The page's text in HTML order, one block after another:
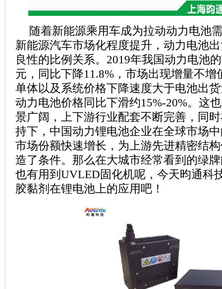
随着新能源乘用车成为拉动动力电池
新能源汽车市场化程度提升，动力电池
良性的比例关系。2019年我国动力电池
元，同比下降11.8%，市场出现增量不
单体以及系统价格下降速度大于电池出
动力电池价格同比下滑约15%-20%。这
景广阔，上下游行业配套不断完善，同
持下，中国动力锂电池企业在全球市场
市场份额快速增长，为上游先进精密结
造了条件。那么在大城市经常看到的绿
也有用到UVLED固化机呢，今天昀通科
胶黏剂在锂电池上的应用吧！